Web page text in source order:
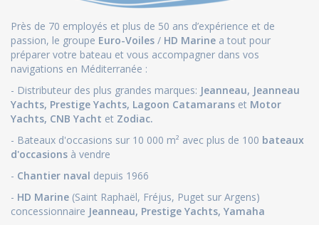
Près de 70 employés et plus de 50 ans d’expérience et de
passion, le groupe Euro-Voiles / HD Marine a tout pour
préparer votre bateau et vous accompagner dans vos
navigations en Méditerranée :
- Distributeur des plus grandes marques: Jeanneau, Jeanneau
Yachts, Prestige Yachts, Lagoon Catamarans et Motor
Yachts, CNB Yacht et Zodiac.
- Bateaux d'occasions sur 10 000 m² avec plus de 100 bateaux
d'occasions à vendre
- Chantier naval depuis 1966
- HD Marine (Saint Raphaël, Fréjus, Puget sur Argens)
concessionnaire Jeanneau, Prestige Yachts, Yamaha